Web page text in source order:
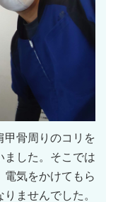
甲骨周りのコリを
ました。そこでは
電気をかけてもら
ませんでした。